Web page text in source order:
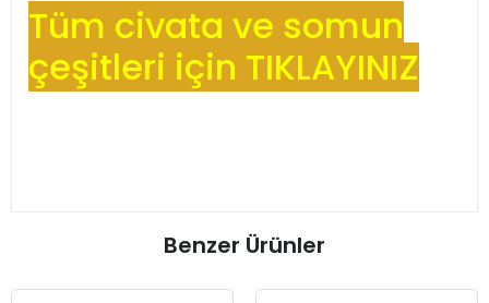
Tüm civata ve somun
çeşitleri için TIKLAYINIZ
Benzer Ürünler